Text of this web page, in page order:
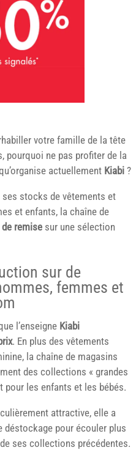
votre famille de la tête
pourquoi ne pas profiter de la
actuellement Kiabi ?
stocks de vêtements et
et enfants, la chaîne de
de remise sur une sélection
sur de
femmes et
l’enseigne Kiabi
. En plus des vêtements
la chaîne de magasins
des collections « grandes
pour les enfants et les bébés.
attractive, elle a
déstockage pour écouler plus
ses collections précédentes.